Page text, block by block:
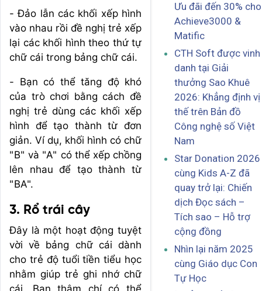
- Đảo lẫn các khối xếp hình
vào nhau rồi đề nghị trẻ xếp
lại các khối hình theo thứ tự
chữ cái trong bảng chữ cái.
- Bạn có thể tăng độ khó
của trò chơi bằng cách đề
nghị trẻ dùng các khối xếp
hình để tạo thành từ đơn
giản. Ví dụ, khối hình có chữ
"B" và "A" có thể xếp chồng
lên nhau để tạo thành từ
"BA".
3. Rổ trái cây
Đây là một hoạt động tuyệt
vời về bảng chữ cái dành
cho trẻ độ tuổi tiền tiểu học
nhằm giúp trẻ ghi nhớ chữ
Ưu đãi đến 30% cho
Achieve3000 &
Matific
CTH Soft được vinh
danh tại Giải
thưởng Sao Khuê
2026: Khẳng định vị
thế trên Bản đồ
Công nghệ số Việt
Nam
Star Donation 2026
cùng Kids A-Z đã
quay trở lại: Chiến
dịch Đọc sách –
Tích sao – Hỗ trợ
cộng đồng
Nhìn lại năm 2025
cùng Giáo dục Con
Tự Học